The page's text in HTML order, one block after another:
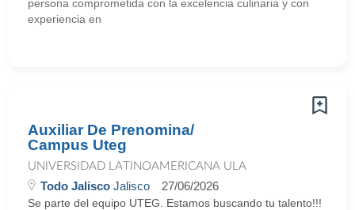
persona comprometida con la excelencia culinaria y con
experiencia en
Auxiliar De Prenomina/
Campus Uteg
UNIVERSIDAD LATINOAMERICANA ULA
Todo Jalisco Jalisco 27/06/2026
Se parte del equipo UTEG. Estamos buscando tu talento!!!